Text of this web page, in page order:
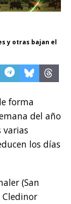
y otras bajan el
forma
del año
varias
los días
(San
Cledinor